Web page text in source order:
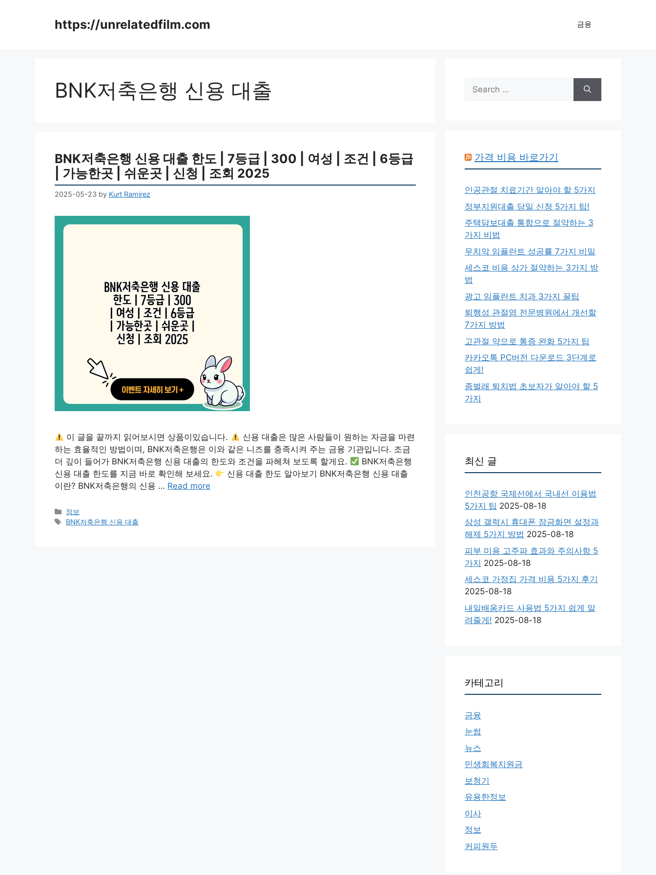
https://unrelatedfilm.com 금융
BNK저축은행 신용 대출
BNK저축은행 신용 대출 한도 | 7등급 | 300 | 여성 | 조건 | 6등급
| 가능한곳 | 쉬운곳 | 신청 | 조회 2025
2025-05-23 by Kurt Ramirez
이 글을 끝까지 읽어보시면 상품이있습니다.
신용 대출은 많은 사람들이 원하는 자금을 마련
하는 효율적인 방법이며, BNK저축은행은 이와 같은 니즈를 충족시켜 주는 금융 기관입니다. 조금
더 깊이 들어가 BNK저축은행 신용 대출의 한도와 조건을 파헤쳐 보도록 할게요.
BNK저축은행
신용 대출 한도를 지금 바로 확인해 보세요.
신용 대출 한도 알아보기 BNK저축은행 신용 대출
이란? BNK저축은행의 신용 … Read more
Categories
정보
Tags
BNK저축은행 신용 대출
Search
for:
가격 비용 바로가기
인공관절 치료기간 알아야 할 5가지
정부지원대출 당일 신청 5가지 팁!
주택담보대출 통합으로 절약하는 3
가지 비법
무치악 임플란트 성공률 7가지 비밀
세스코 비용 상가 절약하는 3가지 방
법
광고 임플란트 치과 3가지 꿀팁
퇴행성 관절염 전문병원에서 개선할
7가지 방법
고관절 약으로 통증 완화 5가지 팁
카카오톡 PC버전 다운로드 3단계로
쉽게!
좀벌래 퇴치법 초보자가 알아야 할 5
가지
최신 글
인천공항 국제선에서 국내선 이용법
5가지 팁 2025-08-18
삼성 갤럭시 휴대폰 잠금화면 설정과
해제 5가지 방법 2025-08-18
피부 미용 고주파 효과와 주의사항 5
가지 2025-08-18
세스코 가정집 가격 비용 5가지 후기
2025-08-18
내일배움카드 사용법 5가지 쉽게 알
려줄게! 2025-08-18
카테고리
금융
눈썹
뉴스
민생회복지원금
보청기
유용한정보
이사
정보
커피원두